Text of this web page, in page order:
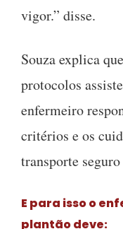
vigor.” disse.
Souza explica
protocolos
enfermeiro
critérios e os
transporte
E para isso o
plantão deve: